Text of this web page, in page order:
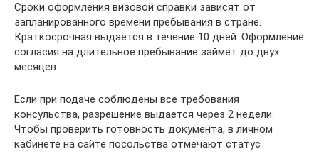
Сроки оформления визовой справки зависят от
запланированного времени пребывания в стране.
Краткосрочная выдается в течение 10 дней. Оформление
согласия на длительное пребывание займет до двух
месяцев.
Если при подаче соблюдены все требования
консульства, разрешение выдается через 2 недели.
Чтобы проверить готовность документа, в личном
кабинете на сайте посольства отмечают статус